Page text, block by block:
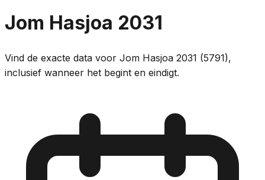
Jom Hasjoa 2031
Vind de exacte data voor Jom Hasjoa 2031 (5791),
inclusief wanneer het begint en eindigt.